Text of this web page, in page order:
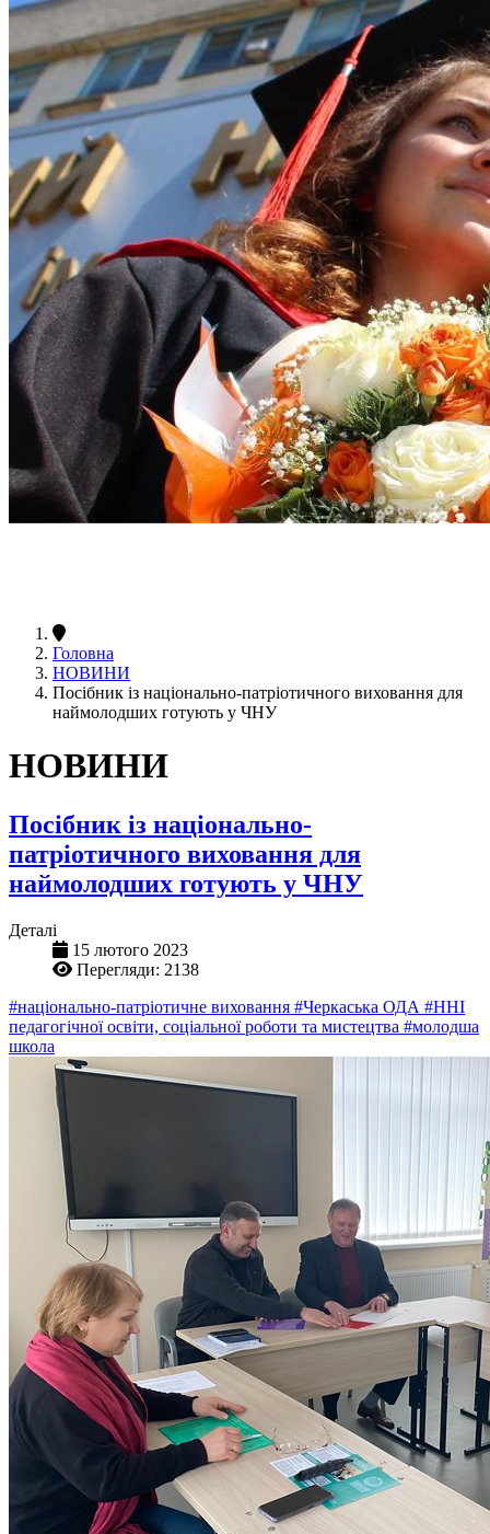
Головна
НОВИНИ
Посібник із національно-патріотичного виховання для
наймолодших готують у ЧНУ
НОВИНИ
Посібник із національно-
патріотичного виховання для
наймолодших готують у ЧНУ
Деталі
15 лютого 2023
Перегляди: 2138
#національно-патріотичне виховання #Черкаська ОДА #ННІ
педагогічної освіти, соціальної роботи та мистецтва #молодша
школа